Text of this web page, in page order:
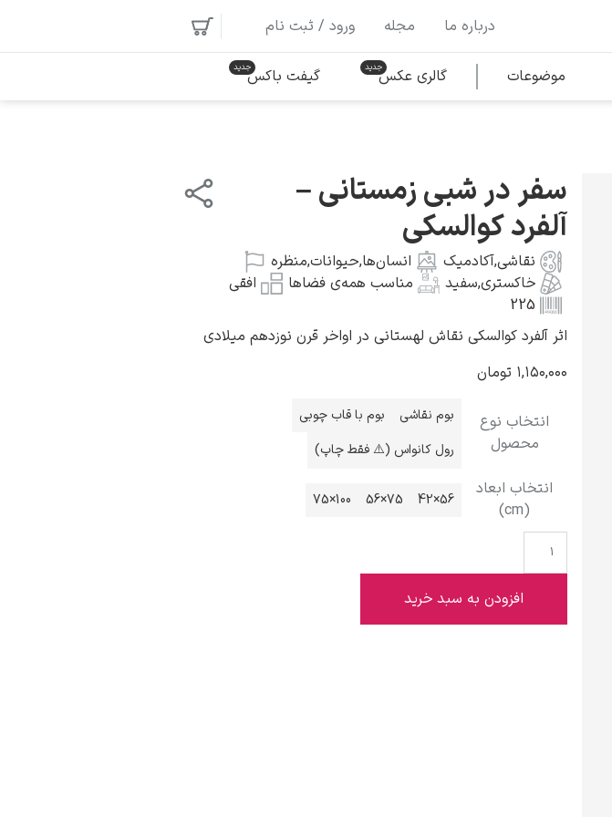
درباره ما مجله ورود / ثبت نام
موضوعات گالری عکس گیفت باکس
سفر در شبی زمستانی –
آلفرد کوالسکی
نقاشی,آکادمیک انسان‌ها,حیوانات,منظره
خاکستری,سفید مناسب همه‌ی فضاها
افقی
225
اثر آلفرد کوالسکی نقاش لهستانی در اواخر قرن نوزدهم میلادی
۱,۱۵۰,۰۰۰ تومان
انتخاب نوع
محصول
بوم نقاشی
بوم با قاب چوبی
رول کانواس (⚠️ فقط چاپ)
انتخاب ابعاد
(cm)
56×42
75×56
100×75
افزودن به سبد خرید